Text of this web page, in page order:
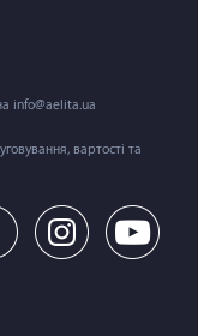
info@aelita.ua
вартості та